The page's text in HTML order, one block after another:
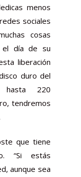
menos
sociales
cosas
el día de su
liberación
duro del
hasta 220
tendremos
que tiene
“Si estás
aunque sea